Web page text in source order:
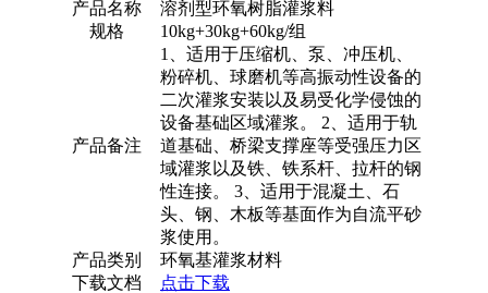
产品名称
溶剂型环氧树脂灌浆料
规格
10kg+30kg+60kg/组
产品备注
1、适用于压缩机、泵、冲压机、
粉碎机、球磨机等高振动性设备的
二次灌浆安装以及易受化学侵蚀的
设备基础区域灌浆。 2、适用于轨
道基础、桥梁支撑座等受强压力区
域灌浆以及铁、铁系杆、拉杆的钢
性连接。 3、适用于混凝土、石
头、钢、木板等基面作为自流平砂
浆使用。
产品类别
环氧基灌浆材料
下载文档
点击下载